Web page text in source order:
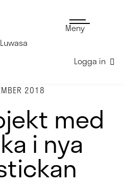
Meny
Logga in
2018
med
i nya